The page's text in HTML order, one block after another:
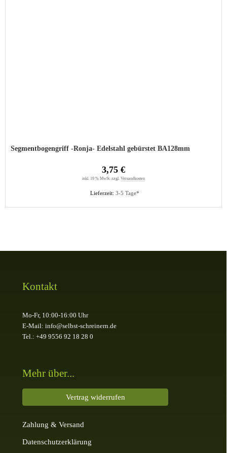
Segmentbogengriff -Ronja- Edelstahl gebürstet BA128mm
Lieferzeit: 3-5 Tage*
3,75 €
inkl. 19 % MwSt. zzgl. Versandkosten
Kontakt
Mo-Fr, 10:00-16:00 Uhr
E-Mail: info@selbst-schreinern.de
Tel.: +49 9556 92 18 28 0
Mehr über...
Vertrag widerrufen
Zahlung & Versand
Datenschutzerklärung